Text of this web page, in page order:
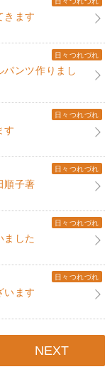
ます
日々つれづれ
パンツ作りまし
日々つれづれ
す
日々つれづれ
順子著
日々つれづれ
ました
日々つれづれ
います
NEXT